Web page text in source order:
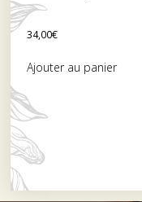
34,00€
Ajouter au panier